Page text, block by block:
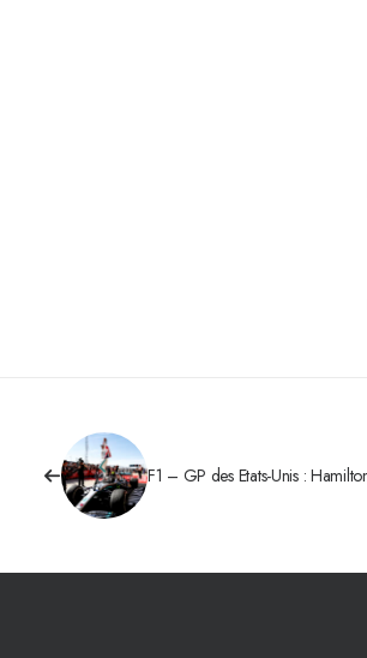
F1 – GP des Etats-Unis :